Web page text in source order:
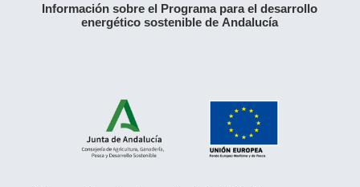
Información sobre el Programa para el desarrollo
energético sostenible de Andalucía